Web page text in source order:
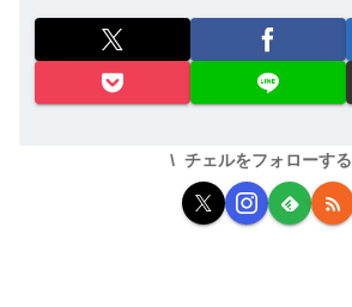
チェルをフォローする